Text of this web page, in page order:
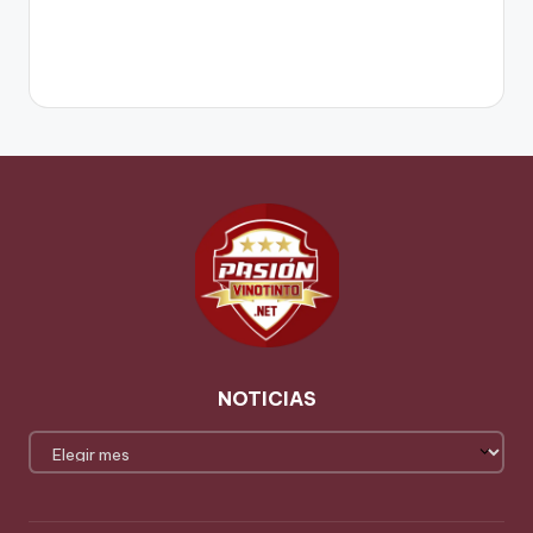
NOTICIAS
NOTICIAS